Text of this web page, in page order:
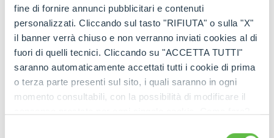
fine di fornire annunci pubblicitari e contenuti
personalizzati. Cliccando sul tasto "RIFIUTA" o sulla "X"
il banner verrà chiuso e non verranno inviati cookies al di
fuori di quelli tecnici. Cliccando su "ACCETTA TUTTI"
saranno automaticamente accettati tutti i cookie di prima
o terza parte presenti sul sito, i quali saranno in ogni
momento consultabili, con la possibilità di modificare il
manifestación de enfermedades asociadas a este
problema. Por tanto, el habitáculo suspendido
mejora las condiciones de trabajo y garantiza aún
más la seguridad de quien lo utiliza.